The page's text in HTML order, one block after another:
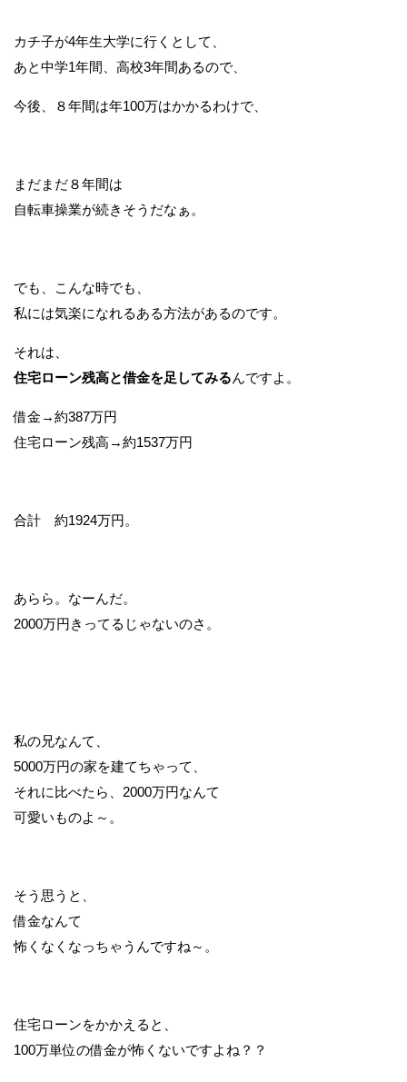
カチ子が4年生大学に行くとして、
あと中学1年間、高校3年間あるので、
今後、８年間は年100万はかかるわけで、
まだまだ８年間は
自転車操業が続きそうだなぁ。
でも、こんな時でも、
私には気楽になれるある方法があるのです。
それは、
住宅ローン残高と借金を足してみるんですよ。
借金→約387万円
住宅ローン残高→約1537万円
合計 約1924万円。
あらら。なーんだ。
2000万円きってるじゃないのさ。
私の兄なんて、
5000万円の家を建てちゃって、
それに比べたら、2000万円なんて
可愛いものよ～。
そう思うと、
借金なんて
怖くなくなっちゃうんですね～。
住宅ローンをかかえると、
100万単位の借金が怖くないですよね？？